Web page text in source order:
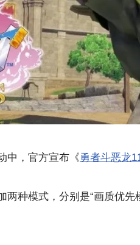
中，官方宣布《勇者斗恶龙
种模式，分别是“画质优先